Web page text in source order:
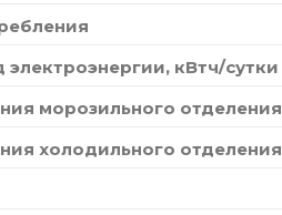
кВтч/сутки
морозильного отделения
холодильного отделения